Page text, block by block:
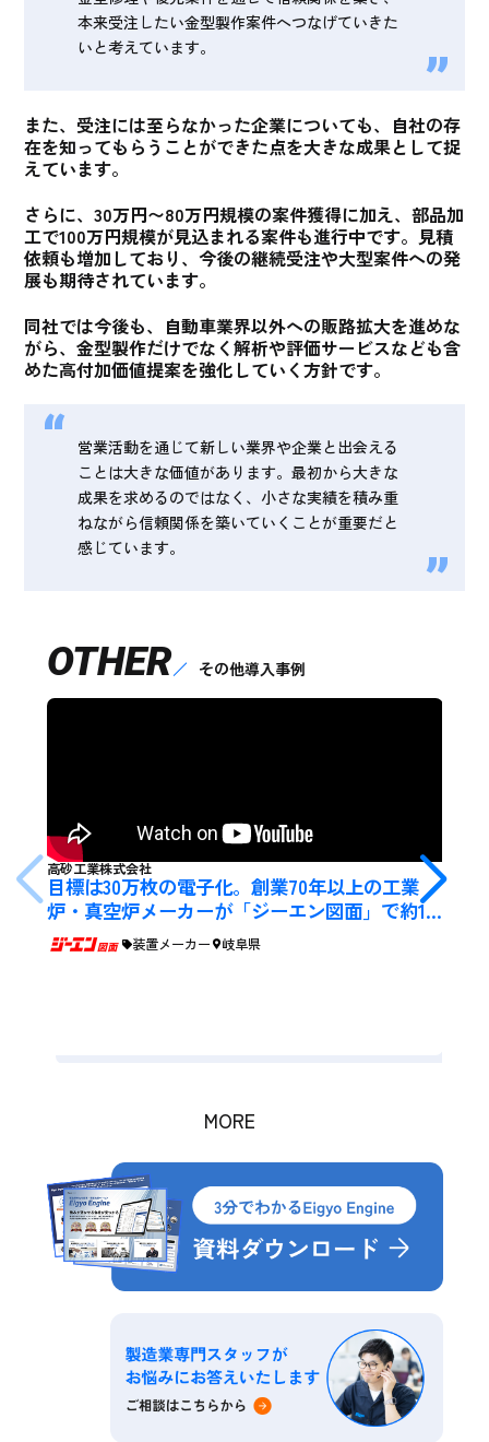
本来受注したい金型製作案件へつなげていきた
いと考えています。
また、受注には至らなかった企業についても、自社の存
在を知ってもらうことができた点を大きな成果として捉
えています。
さらに、30万円〜80万円規模の案件獲得に加え、部品加
工で100万円規模が見込まれる案件も進行中です。見積
依頼も増加しており、今後の継続受注や大型案件への発
展も期待されています。
同社では今後も、 自動車業界以外への販路拡大を進めな
がら、金型製作だけでなく解析や評価サービスなども含
めた高付加価値提案を強化していく方針です。
営業活動を通じて新しい業界や企業と出会える
ことは大きな価値があります。最初から大きな
成果を求めるのではなく、小さな実績を積み重
ねながら信頼関係を築いていくことが重要だと
感じています。
OTHER その他導入事例
高砂工業株式会社
目標は30万枚の電子化。創業70年以上の工業
炉・真空炉メーカーが「ジーエン図面」で約15
0分/日の図面探しを効率化
装置メーカー
岐阜県
MORE